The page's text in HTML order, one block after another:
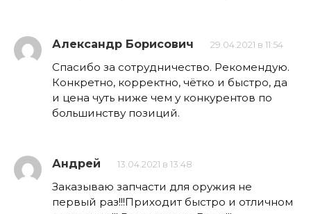
Александр Борисович 29.04.2021 в 11:54
Спасибо за сотрудничество. Рекомендую.
Конкретно, корректно, чётко и быстро, да
и цена чуть ниже чем у конкурентов по
большинству позиций.
Андрей 13.04.2021 в 13:48
Заказываю запчасти для оружия не
первый раз!!!Приходит быстро и отличном